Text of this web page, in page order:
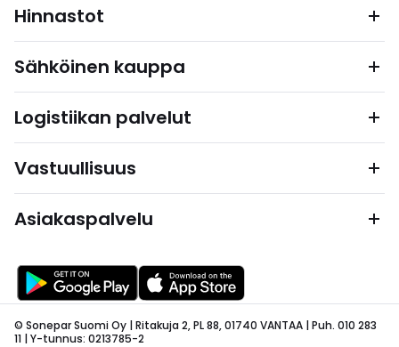
Hinnastot
Sähköinen kauppa
Logistiikan palvelut
Vastuullisuus
Asiakaspalvelu
© Sonepar Suomi Oy | Ritakuja 2, PL 88, 01740 VANTAA | Puh. 010 283
11 | Y-tunnus: 0213785-2